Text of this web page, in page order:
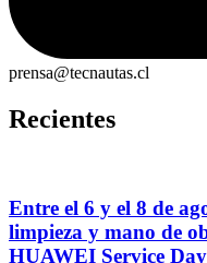
prensa@tecnautas.cl
Recientes
Entre el 6 y el 8 de
limpieza y mano de
HUAWEI Service Day